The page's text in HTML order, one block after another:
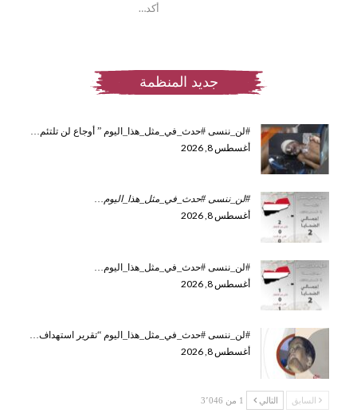
أكد…
جديد المنظمة
#لن_ننسى #حدث_في_مثل_هذا_اليوم ” أوجاع لن تلتئم…
أغسطس 8, 2026
#لن_ننسى #حدث_في_مثل_هذا_اليوم…
أغسطس 8, 2026
#لن_ننسى #حدث_في_مثل_هذا_اليوم…
أغسطس 8, 2026
#لن_ننسى #حدث_في_مثل_هذا_اليوم “تقرير استهداف…
أغسطس 8, 2026
السابق التالي 1 من 3٬046